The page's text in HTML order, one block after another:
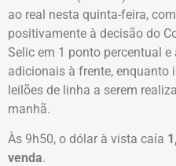
ao real nesta quinta-feira,
positivamente à decisão do
Selic em 1 ponto percentual
adicionais à frente, enquanto
leilões de linha a serem
manhã.
Às 9h50, o dólar à vista caía
venda.